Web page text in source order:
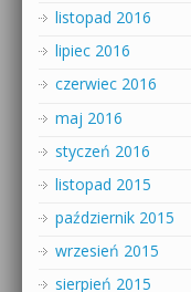
listopad 2016
lipiec 2016
czerwiec 2016
maj 2016
styczeń 2016
listopad 2015
październik 2015
wrzesień 2015
sierpień 2015